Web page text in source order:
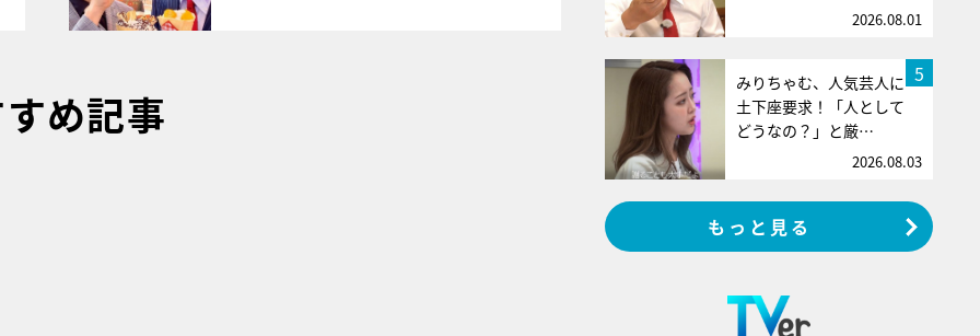
め記事
2026.08.01
5
みりちゃむ、人気芸人に
土下座要求！「人として
どうなの？」と厳…
2026.08.03
もっと見る